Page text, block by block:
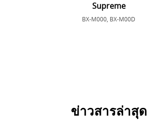
Supreme
BX-M000, BX-M00D
ข่าวสารล่าสุด